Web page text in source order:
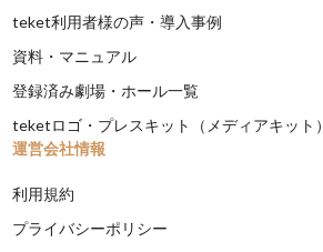
teket利用者様の声・導入事例
資料・マニュアル
登録済み劇場・ホール一覧
teketロゴ・プレスキット（メディアキット）
運営会社情報
利用規約
プライバシーポリシー